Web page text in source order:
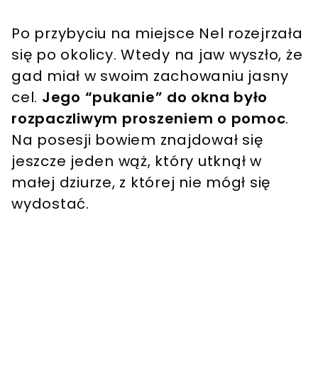
Po przybyciu na miejsce Nel rozejrzała
się po okolicy. Wtedy na jaw wyszło, że
gad miał w swoim zachowaniu jasny
cel. Jego “pukanie” do okna było
rozpaczliwym proszeniem o pomoc.
Na posesji bowiem znajdował się
jeszcze jeden wąż, który utknął w
małej dziurze, z której nie mógł się
wydostać.